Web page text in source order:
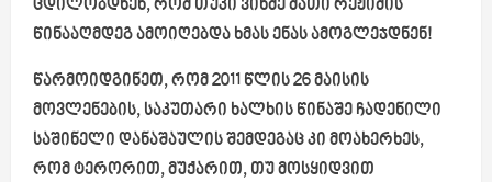
ცდილობდნენ, რომ თუკი ვინმე მათი რეჟიმის
წინააღმდეგ ამოიღებდა ხმას ენას ამოგლეჯდნენ!
წარმოიდგინეთ, რომ 2011 წლის 26 მაისის
მოვლენების, საკუთარი ხალხის წინაშე ჩადენილი
საშინელი დანაშაულის შემდეგაც კი მოახერხეს,
რომ ტერორით, მუქარით, თუ მოსყიდვით